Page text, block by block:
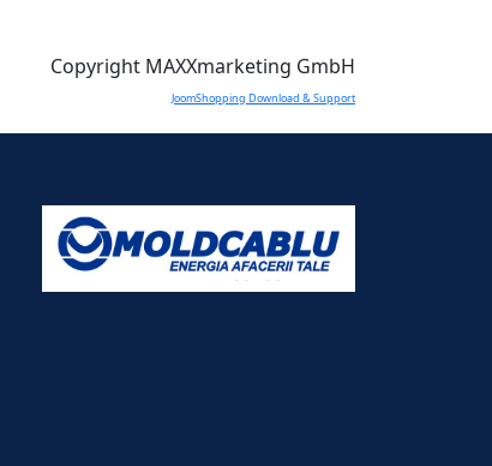
Copyright MAXXmarketing GmbH
JoomShopping Download & Support